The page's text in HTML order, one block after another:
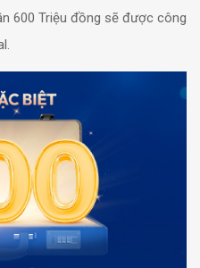
600 Triệu đồng sẽ được công